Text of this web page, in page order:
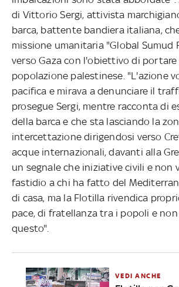
di Vittorio Sergi, attivista
barca, battente bandiera italiana,
missione umanitaria "Global Sumud
verso Gaza con l'obiettivo di
popolazione palestinese. "L'azione
pacifica e mirava a denunciare il
prosegue Sergi, mentre racconta di
della barca e che sta lasciando la
intercettazione dirigendosi verso
acque internazionali, davanti alla
un segnale che iniziative civili e non
fastidio a chi ha fatto del
di casa, ma la Flotilla rivendica
pace, di fratellanza tra i popoli e non
questo".
VEDI ANCHE